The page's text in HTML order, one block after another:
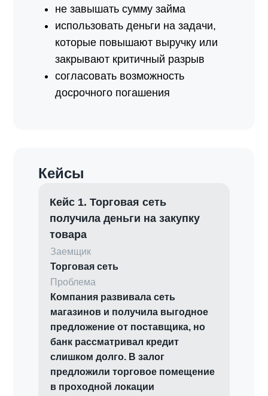
не завышать сумму займа
использовать деньги на задачи,
которые повышают выручку или
закрывают критичный разрыв
согласовать возможность
досрочного погашения
Кейсы
Кейс 1. Торговая сеть
получила деньги на закупку
товара
Заемщик
Торговая сеть
Проблема
Компания развивала сеть
магазинов и получила выгодное
предложение от поставщика, но
банк рассматривал кредит
слишком долго. В залог
предложили торговое помещение
в проходной локации